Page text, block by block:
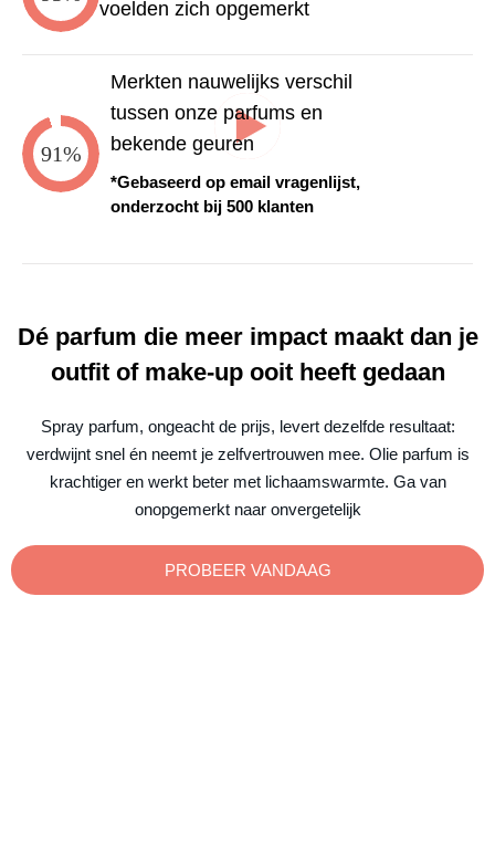
voelden zich opgemerkt
91%
Merkten nauwelijks verschil
tussen onze parfums en
bekende geuren
*Gebaseerd op email vragenlijst,
onderzocht bij 500 klanten
Dé parfum die meer impact maakt dan je
outfit of make-up ooit heeft gedaan
Spray parfum, ongeacht de prijs, levert dezelfde resultaat:
verdwijnt snel én neemt je zelfvertrouwen mee. Olie parfum is
krachtiger en werkt beter met lichaamswarmte. Ga van
onopgemerkt naar onvergetelijk
PROBEER VANDAAG